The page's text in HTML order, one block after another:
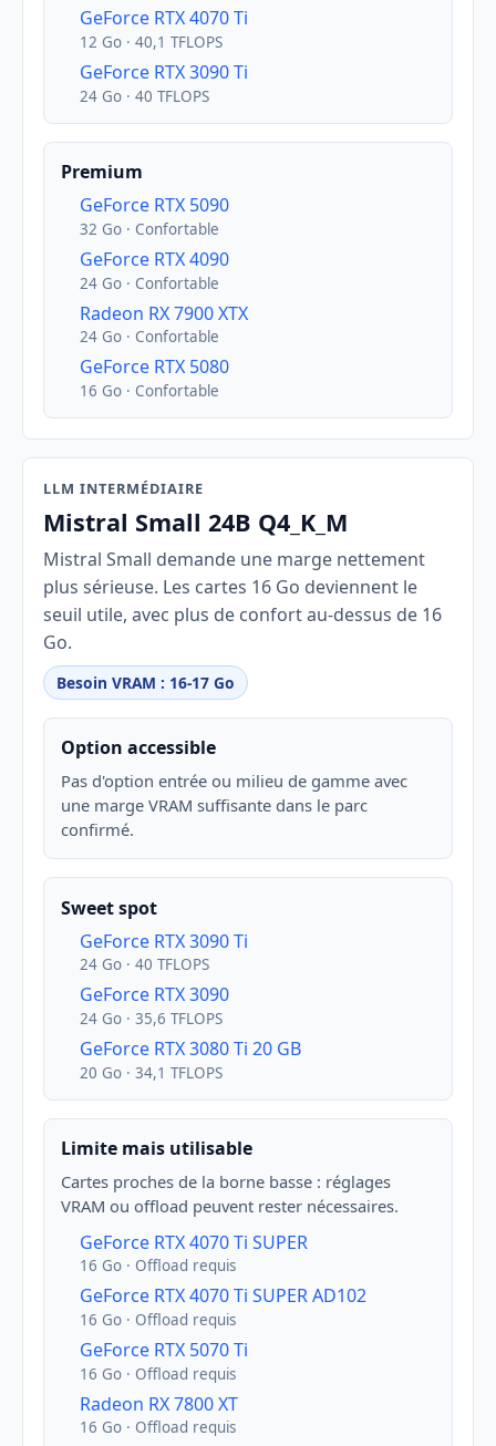
GeForce RTX 4070 Ti
12 Go · 40,1 TFLOPS
GeForce RTX 3090 Ti
24 Go · 40 TFLOPS
Premium
GeForce RTX 5090
32 Go · Confortable
GeForce RTX 4090
24 Go · Confortable
Radeon RX 7900 XTX
24 Go · Confortable
GeForce RTX 5080
16 Go · Confortable
LLM INTERMÉDIAIRE
Mistral Small 24B Q4_K_M
Mistral Small demande une marge nettement
plus sérieuse. Les cartes 16 Go deviennent le
seuil utile, avec plus de confort au-dessus de 16
Go.
Besoin VRAM : 16-17 Go
Option accessible
Pas d'option entrée ou milieu de gamme avec
une marge VRAM suffisante dans le parc
confirmé.
Sweet spot
GeForce RTX 3090 Ti
24 Go · 40 TFLOPS
GeForce RTX 3090
24 Go · 35,6 TFLOPS
GeForce RTX 3080 Ti 20 GB
20 Go · 34,1 TFLOPS
Limite mais utilisable
Cartes proches de la borne basse : réglages
VRAM ou offload peuvent rester nécessaires.
GeForce RTX 4070 Ti SUPER
16 Go · Offload requis
GeForce RTX 4070 Ti SUPER AD102
16 Go · Offload requis
GeForce RTX 5070 Ti
16 Go · Offload requis
Radeon RX 7800 XT
16 Go · Offload requis